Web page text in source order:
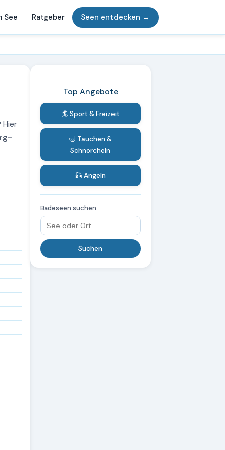
See Ratgeber Seen entdecken →
Hier
Top Angebote
🏄 Sport & Freizeit
🤿 Tauchen &
Schnorcheln
🎣 Angeln
Badeseen suchen: